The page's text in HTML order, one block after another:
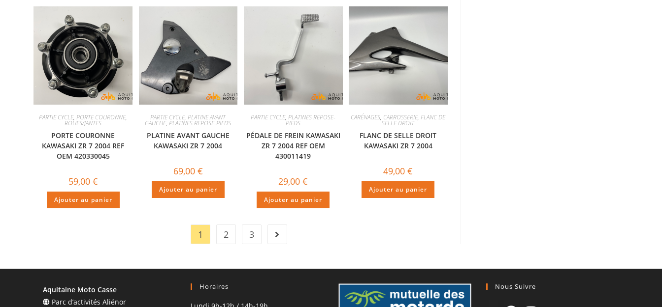
PARTIE CYCLE,PORTE COURONNE,
ROUES/JANTES
PORTE COURONNE
KAWASAKI ZR 7 2004 REF
OEM 420330045
59,00 €
Ajouter au panier
PARTIE CYCLE,PLATINE AVANT
GAUCHE,PLATINES REPOSE-PIEDS
PLATINE AVANT GAUCHE
KAWASAKI ZR 7 2004
69,00 €
Ajouter au panier
PARTIE CYCLE,PLATINES REPOSE-
PIEDS
PÉDALE DE FREIN KAWASAKI
ZR 7 2004 REF OEM
430011419
29,00€
Ajouter au panier
CARÉNAGES, CARROSSERIE,FLANC DE
SELLE DROIT
FLANC DE SELLE DROIT
KAWASAKI ZR 7 2004
49,00€
Ajouter au panier
1 2 3
Aquitaine Moto Casse
Parc d’activités Aliénor
Horaires Nous Suivre